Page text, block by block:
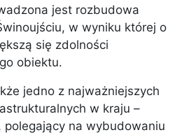
jest rozbudowa
w wyniku której o
się zdolności
obiektu.
jedno z najważniejszych
w kraju –
polegający na wybudowaniu